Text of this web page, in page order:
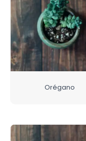
Orégano